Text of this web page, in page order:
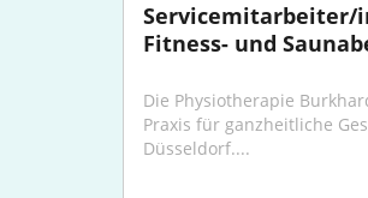
Servicemitarbeiter/
Fitness- und
Die Physiotherapie
Praxis für ganzheitliche
Düsseldorf....